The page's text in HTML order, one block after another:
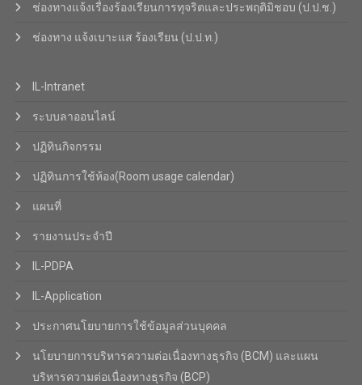
ช่องทางแจ้งเรื่องร้องเรียนการทุจริตและประพฤติมิชอบ (ป.ป.ช.)
ช่องทาง แจ้งเบาะแส ร้องเรียน (ป.ป.ท.)
IL-Intranet
ระบบลาออนไลน์
ปฏิทินกิจกรรม
ปฏิทินการใช้ห้อง(Room usage calendar)
แผนที่
รายงานประจำปี
IL-PDPA
IL-Application
ประกาศนโยบายการใช้ข้อมูลส่วนบุคคล
นโยบายการบริหารความต่อเนื่องทางธุรกิจ (BCM) และแผน
บริหารความต่อเนื่องทางธุรกิจ (BCP)